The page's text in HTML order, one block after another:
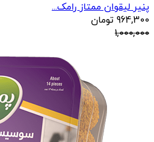
پنیر لیقوان ممتاز رامک...
964,300 تومان
1,000,000